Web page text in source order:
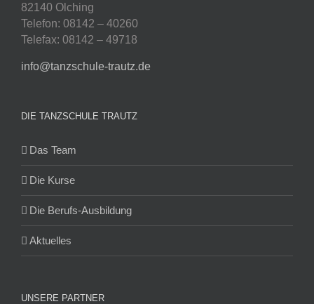
82140 Olching
Telefon: 08142 – 40260
Telefax: 08142 – 49718
info@tanzschule-trautz.de
DIE TANZSCHULE TRAUTZ
Das Team
Die Kurse
Die Berufs-Ausbildung
Aktuelles
UNSERE PARTNER